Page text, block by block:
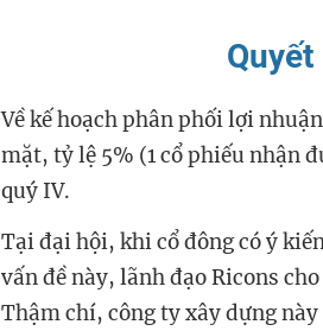
Về kế hoạch phân phối lợi
mặt, tỷ lệ 5% (1 cổ phiếu nhận
quý IV.
Tại đại hội, khi cổ đông có ý
vấn đề này, lãnh đạo Ricons
Thậm chí, công ty xây dựng